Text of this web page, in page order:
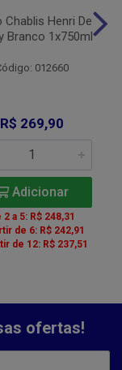
Chablis Henri De
Branco 1x750ml
012660
R$ 269,90
Adicionar
2 a 5: R$ 248,31
de 6: R$ 242,91
de 12: R$ 237,51
ofertas!